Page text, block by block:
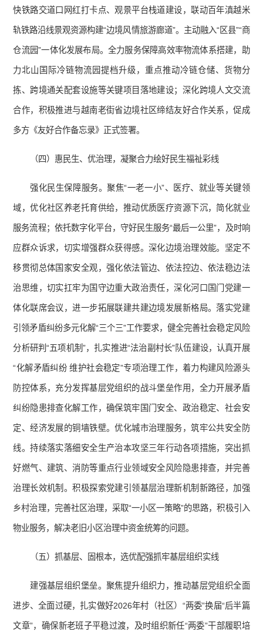
快铁路交道口网红打卡点、观景平台栈道建设，联动百年滇越米
轨铁路沿线景观资源构建“边境风情旅游廊道”。主动融入“区县”“商
仓流园”一体化发展布局。全力服务保障高效率物流体系搭建，助
力北山国际冷链物流园提档升级，重点推动冷链仓储、货物分
拣、跨境通关配套设施等关键项目落地建设；深化跨境人文交流
合作，积极推进与越南老街省边境社区缔结友好合作关系，促成
多方《友好合作备忘录》正式签署。
（四）惠民生、优治理，凝聚合力绘好民生福祉彩线
强化民生保障服务。聚焦“一老一小”、医疗、就业等关键领
域，优化社区养老托育供给，推动优质医疗资源下沉，简化就业
服务流程；依托数字化平台，守好民生服务“最后一公里”，及时响
应群众诉求，切实增强群众获得感。深化边境治理效能。坚定不
移贯彻总体国家安全观，强化依法管边、依法控边、依法稳边法
治思维，切实扛牢为国守边重大政治责任，深化河口国门党建一
体化联席会议，进一步拓展联建共建边境发展新格局。落实党建
引领矛盾纠纷多元化解“三个三”工作要求，健全完善社会稳定风险
分析研判“五项机制”，扎实推进“法治副村长”队伍建设，认真开展
“化解矛盾纠纷 维护社会稳定”专项治理工作，着力构建风险源头
防控体系，充分发挥基层党组织的战斗堡垒作用，全力开展矛盾
纠纷隐患排查化解工作，确保筑牢国门安全、政治稳定、社会安
定、经济发展的铜墙铁壁。优化城市治理服务，筑牢公共安全防
线。持续落实落细安全生产治本攻坚三年行动各项措施，突出抓
好燃气、建筑、消防等重点行业领域安全风险隐患排查，并完善
治理长效机制。积极探索党建引领基层治理新机制新路径，加强
乡村治理，完善社区治理，采取“一小区一策略”的思路，积极引入
物业服务，解决老旧小区治理中资金统筹的问题。
（五）抓基层、固根本，选优配强抓牢基层组织实线
建强基层组织堡垒。聚焦提升组织力，推动基层党组织全面
进步、全面过硬，扎实做好2026年村（社区）“两委”换届“后半篇
文章”，确保新老班子平稳过渡，及时组织新任“两委”干部履职培